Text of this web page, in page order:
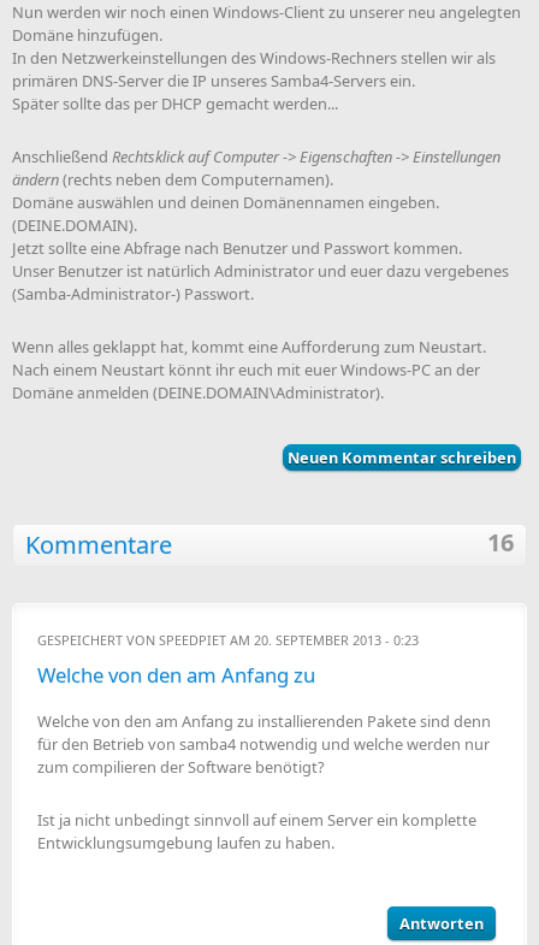
Nun werden wir noch einen Windows-Client zu unserer neu angelegten
Domäne hinzufügen.
In den Netzwerkeinstellungen des Windows-Rechners stellen wir als
primären DNS-Server die IP unseres Samba4-Servers ein.
Später sollte das per DHCP gemacht werden...
Anschließend Rechtsklick auf Computer -> Eigenschaften -> Einstellungen
ändern(rechts neben dem Computernamen).
Domäne auswählen und deinen Domänennamen eingeben.
(DEINE.DOMAIN).
Jetzt sollte eine Abfrage nach Benutzer und Passwort kommen.
Unser Benutzer ist natürlich Administrator und euer dazu vergebenes
(Samba-Administrator-) Passwort.
Wenn alles geklappt hat, kommt eine Aufforderung zum Neustart.
Nach einem Neustart könnt ihr euch mit euer Windows-PC an der
Domäne anmelden (DEINE.DOMAIN\Administrator).
Neuen Kommentar schreiben
Kommentare 16
GESPEICHERT VON SPEEDPIET AM 20. SEPTEMBER 2013 - 0:23
Welche von den am Anfang zu
Welche von den am Anfang zu installierenden Pakete sind denn
für den Betrieb von samba4 notwendig und welche werden nur
zum compilieren der Software benötigt?
Ist ja nicht unbedingt sinnvoll auf einem Server ein komplette
Entwicklungsumgebung laufen zu haben.
Antworten